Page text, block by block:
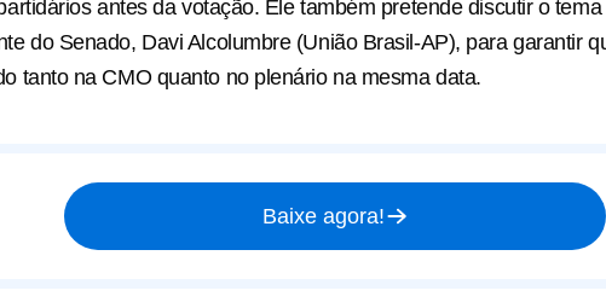
antes da votação. Ele também pretende discutir o
do Senado, Davi Alcolumbre (União Brasil-AP), para garantir
tanto na CMO quanto no plenário na mesma data.
Baixe agora!